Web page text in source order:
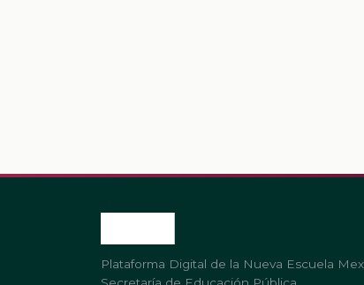
Plataforma Digital de la Nueva Escuela